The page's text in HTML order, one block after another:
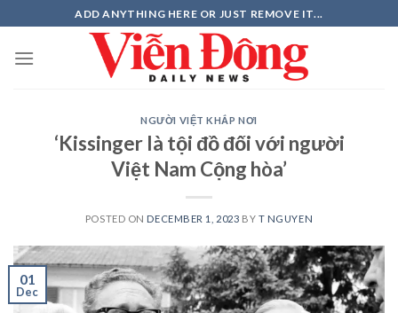
to
content
ADD ANYTHING HERE OR JUST REMOVE IT...
NGƯỜI VIỆT KHẮP NƠI
‘Kissinger là tội đồ đối với người
Việt Nam Cộng hòa’
POSTED ON DECEMBER 1, 2023 BY T NGUYEN
01
Dec